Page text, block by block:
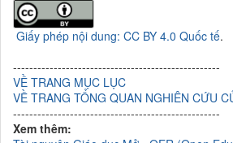
Giấy phép nội dung: CC BY 4.0 Quốc tế.
---------------------------------------------------
VỀ TRANG MỤC LỤC
VỀ TRANG TỔNG QUAN NGHIÊN CỨU
---------------------------------------------------
Xem thêm: